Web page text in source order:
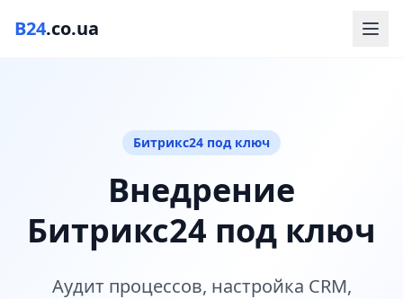
B24.co.ua
Битрикс24 под ключ
Внедрение
Битрикс24 под ключ
Аудит процессов, настройка CRM,